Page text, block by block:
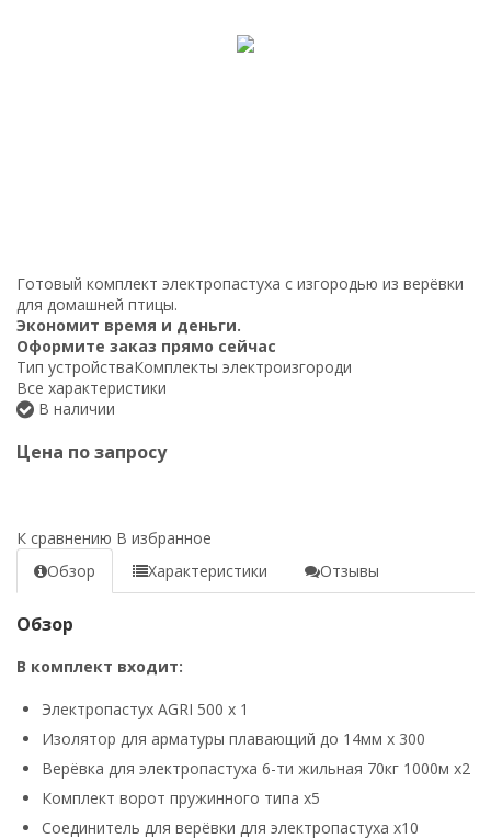
Готовый комплект электропастуха с изгородью из верёвки
для домашней птицы.
Экономит время и деньги.
Оформите заказ прямо сейчас
Тип устройстваКомплекты электроизгороди
Все характеристики
В наличии
Цена по запросу
К сравнению В избранное
Обзор
Характеристики Отзывы
Обзор
В комплект входит:
Электропастух AGRI 500 х 1
Изолятор для арматуры плавающий до 14мм х 300
Верёвка для электропастуха 6-ти жильная 70кг 1000м х2
Комплект ворот пружинного типа х5
Соединитель для верёвки для электропастуха х10